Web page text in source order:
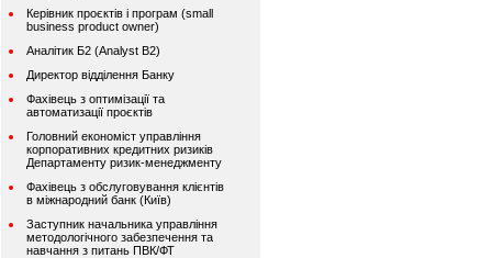
Керівник проєктів і програм (small
business product owner)
Аналітик Б2 (Analyst B2)
Директор відділення Банку
Фахівець з оптимізації та
автоматизації проєктів
Головний економіст управління
корпоративних кредитних ризиків
Департаменту ризик-менеджменту
Фахівець з обслуговування клієнтів
в міжнародний банк (Київ)
Заступник начальника управління
методологічного забезпечення та
навчання з питань ПВК/ФТ